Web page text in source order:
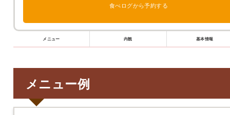
メニュー 内観 基本情報
食べログから予約する
メニュー例